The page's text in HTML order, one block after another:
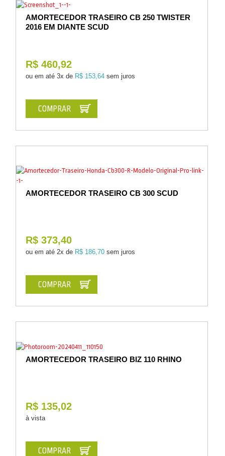
AMORTECEDOR TRASEIRO CB 250 TWISTER
2016 EM DIANTE SCUD
R$ 460,92
ou em até 3x de R$ 153,64 sem juros
COMPRAR
AMORTECEDOR TRASEIRO CB 300 SCUD
R$ 373,40
ou em até 2x de R$ 186,70 sem juros
COMPRAR
AMORTECEDOR TRASEIRO BIZ 110 RHINO
R$ 135,02
à vista
COMPRAR